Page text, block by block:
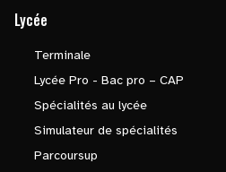
Lycée
Terminale
Lycée Pro - Bac pro – CAP
Spécialités au lycée
Simulateur de spécialités
Parcoursup